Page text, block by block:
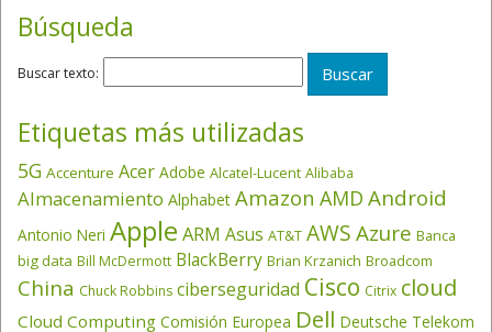
Búsqueda
Buscar texto:
Etiquetas más utilizadas
5G Accenture Acer Adobe Alcatel-Lucent Alibaba
Almacenamiento Alphabet Amazon AMD Android
Antonio Neri Apple ARM Asus AT&T AWSAzure Banca
big data Bill McDermott BlackBerry Brian Krzanich Broadcom
China Chuck Robbins ciberseguridad Cisco Citrix cloud
Cloud Computing Comisión Europea Dell Deutsche Telekom